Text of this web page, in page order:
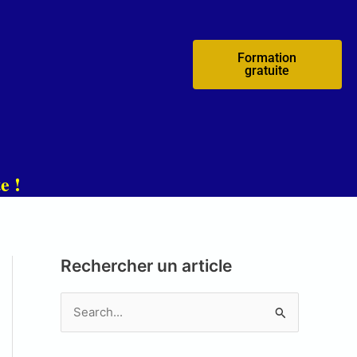
Formation
gratuite
!
Rechercher un article